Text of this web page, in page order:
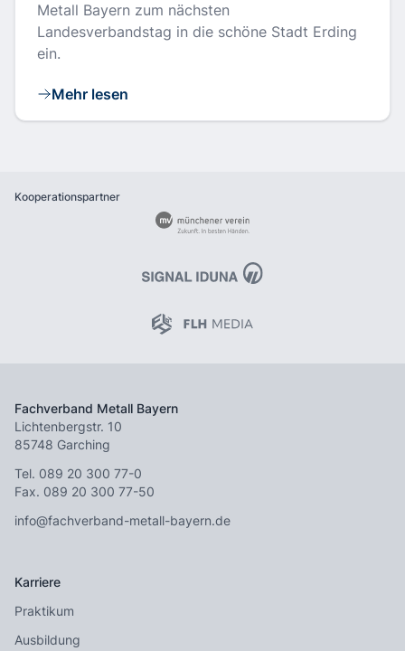
Metall Bayern zum nächsten
Landesverbandstag in die schöne Stadt Erding
ein.
Mehr lesen
Kooperationspartner
Fachverband Metall Bayern
Lichtenbergstr. 10
85748 Garching
Tel. 089 20 300 77-0
Fax. 089 20 300 77-50
info@fachverband-metall-bayern.de
Karriere
Praktikum
Ausbildung